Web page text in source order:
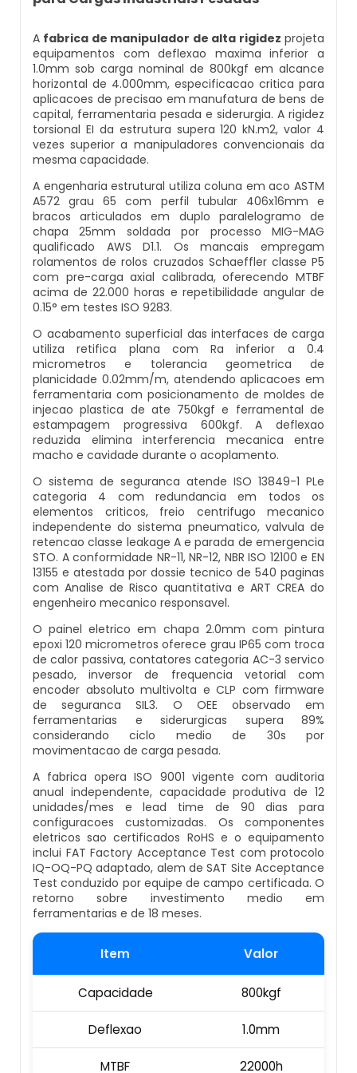
Balança Contadora
Máquina Seladora Rotativa Pneumática
Embaladora Industrial
Pesadora De Grãos
Embaladora Vertical
Pesadora De Pão
Seladora Automática Com Datador
Pesadora De Salgados Congelados
Balança Multicabeçote
Pesadora Para Biscoito De Polvilho
Seladora Rotativa
Pesadora Para Pão De Queijo
Dosador De Rosca
Pesadoras Automáticas
Embaladora De Graos
Seladora Automática Com Esteira
Embaladora De Pao
Esteira Alimentadora
Seladora Contínua Com Datador
Maquina Contadora
Seladora Rotativa Contínua
Balança Linear
Seladoras Automáticas Com Data
Pesadora
Embaladora De Feijão
Datador Ink Jet Portátil
Datador Para Caixa De Papelão
Datador Para Embaladora
Datador Para Embalagens Plásticas
Datador Para Empacotadora
Datador De Tampas
Datador Para Plástico
Datador Para Embalagem Manual
Datador Elétrico
Datador Para Sacos Plasticos
Comprar Datador Automático
Datador Termico
Datador Automático A Venda
Datador Termo Transferência
Fornecedor Datador Automático
Datador De Caixas
Empresa De Datador Inkjet
Máquina Datadora Preço
Máquina Datadora Automática
Datador De Potes Tampas E Rótulos
Manutenção De Datador De Caixa
Datador Automático De Embalagens
Datador Com Esteira
Datador De Embalagens Automático
Datador Hot Stamping
A fabrica de manipulador de alta rigidez projeta
equipamentos com deflexao maxima inferior a
1.0mm sob carga nominal de 800kgf em alcance
horizontal de 4.000mm, especificacao critica para
aplicacoes de precisao em manufatura de bens de
capital, ferramentaria pesada e siderurgia. A rigidez
torsional EI da estrutura supera 120 kN.m2, valor 4
vezes superior a manipuladores convencionais da
mesma capacidade.
A engenharia estrutural utiliza coluna em aco ASTM
A572 grau 65 com perfil tubular 406x16mm e
bracos articulados em duplo paralelogramo de
chapa 25mm soldada por processo MIG-MAG
qualificado AWS D1.1. Os mancais empregam
rolamentos de rolos cruzados Schaeffler classe P5
com pre-carga axial calibrada, oferecendo MTBF
acima de 22.000 horas e repetibilidade angular de
0.15° em testes ISO 9283.
O acabamento superficial das interfaces de carga
utiliza retifica plana com Ra inferior a 0.4
micrometros e tolerancia geometrica de
planicidade 0.02mm/m, atendendo aplicacoes em
ferramentaria com posicionamento de moldes de
injecao plastica de ate 750kgf e ferramental de
estampagem progressiva 600kgf. A deflexao
reduzida elimina interferencia mecanica entre
macho e cavidade durante o acoplamento.
O sistema de seguranca atende ISO 13849-1 PLe
categoria 4 com redundancia em todos os
elementos criticos, freio centrifugo mecanico
independente do sistema pneumatico, valvula de
retencao classe leakage A e parada de emergencia
STO. A conformidade NR-11, NR-12, NBR ISO 12100 e EN
13155 e atestada por dossie tecnico de 540 paginas
com Analise de Risco quantitativa e ART CREA do
engenheiro mecanico responsavel.
O painel eletrico em chapa 2.0mm com pintura
epoxi 120 micrometros oferece grau IP65 com troca
de calor passiva, contatores categoria AC-3 servico
pesado, inversor de frequencia vetorial com
encoder absoluto multivolta e CLP com firmware
de seguranca SIL3. O OEE observado em
ferramentarias e siderurgicas supera 89%
considerando ciclo medio de 30s por
movimentacao de carga pesada.
A fabrica opera ISO 9001 vigente com auditoria
anual independente, capacidade produtiva de 12
unidades/mes e lead time de 90 dias para
configuracoes customizadas. Os componentes
eletricos sao certificados RoHS e o equipamento
inclui FAT Factory Acceptance Test com protocolo
IQ-OQ-PQ adaptado, alem de SAT Site Acceptance
Test conduzido por equipe de campo certificada. O
retorno sobre investimento medio em
ferramentarias e de 18 meses.
Item Valor
Capacidade 800kgf
Deflexao 1.0mm
MTBF 22000h